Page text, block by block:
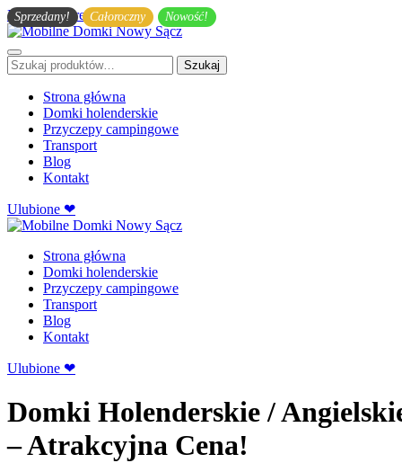
Przejdź do treści głównej
Szukaj: Szukaj
Strona główna
Domki holenderskie
Przyczepy campingowe
Transport
Blog
Kontakt
Ulubione ❤
Strona główna
Domki holenderskie
Przyczepy campingowe
Transport
Blog
Kontakt
Ulubione ❤
Domki Holenderskie/
– Atrakcyjna Cena!
Sprzedany! Całoroczny Nowość!